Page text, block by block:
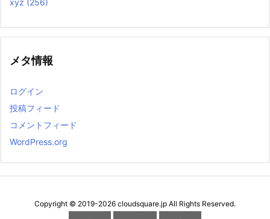
xyz (256)
メタ情報
ログイン
投稿フィード
コメントフィード
WordPress.org
Copyright © 2019-2026 cloudsquare.jp All Rights Reserved.